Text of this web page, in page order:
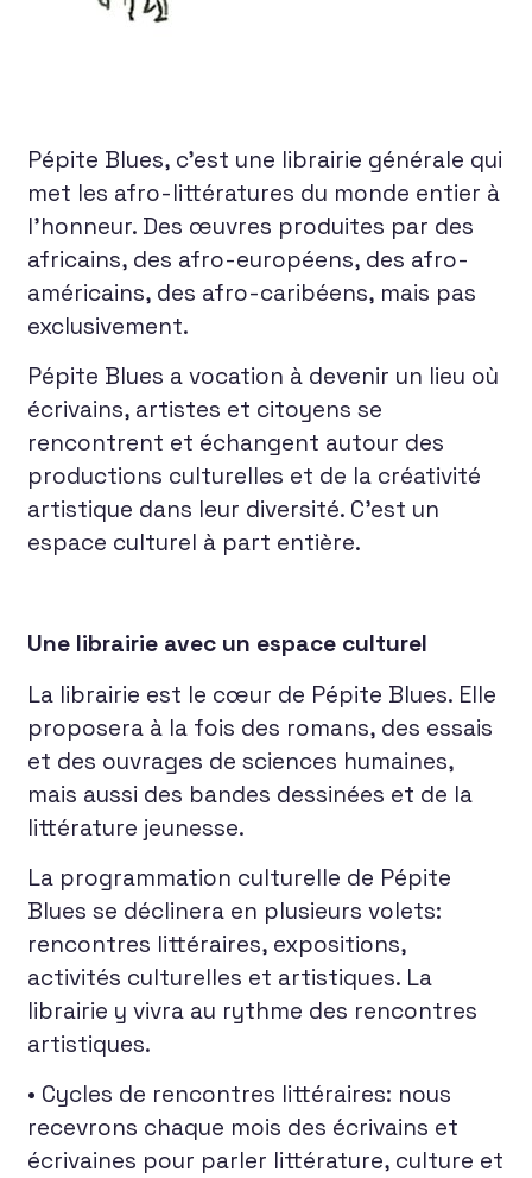
Pépite Blues, c’est une librairie générale qui
met les afro-littératures du monde entier à
l’honneur. Des œuvres produites par des
africains, des afro-européens, des afro-
américains, des afro-caribéens, mais pas
exclusivement.
Pépite Blues a vocation à devenir un lieu où
écrivains, artistes et citoyens se
rencontrent et échangent autour des
productions culturelles et de la créativité
artistique dans leur diversité. C’est un
espace culturel à part entière.
Une librairie avec un espace culturel
La librairie est le cœur de Pépite Blues. Elle
proposera à la fois des romans, des essais
et des ouvrages de sciences humaines,
mais aussi des bandes dessinées et de la
littérature jeunesse.
La programmation culturelle de Pépite
Blues se déclinera en plusieurs volets:
rencontres littéraires, expositions,
activités culturelles et artistiques. La
librairie y vivra au rythme des rencontres
artistiques.
• Cycles de rencontres littéraires: nous
recevrons chaque mois des écrivains et
écrivaines pour parler littérature, culture et